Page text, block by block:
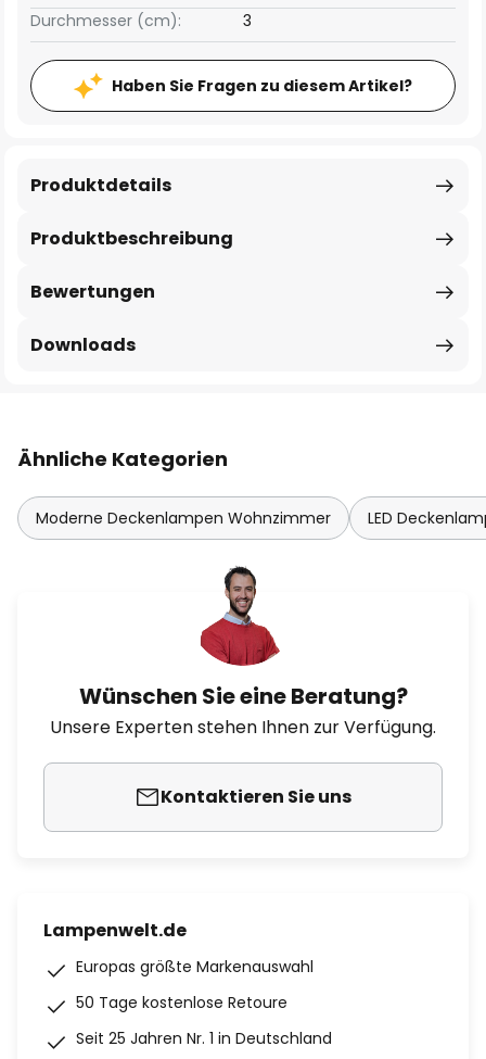
Durchmesser (cm):
3
Haben Sie Fragen zu diesem Artikel?
Produktbeschreibung
Produktdetails
Bewertungen
Downloads
Ähnliche Kategorien
Moderne Deckenlampen Wohnzimmer LED
Wünschen Sie eine Beratung?
Unsere Experten stehen Ihnen zur Verfügung.
Kontaktieren Sie uns
Lampenwelt.de
Europas größte Markenauswahl
50 Tage kostenlose Retoure
Seit 25 Jahren Nr. 1 in Deutschland